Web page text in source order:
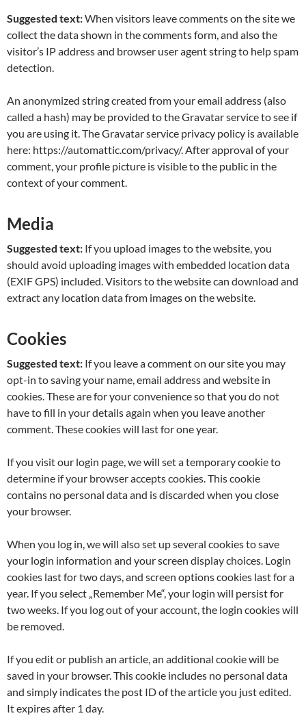
Suggested text:When visitors leave comments on the site we
collect the data shown in the comments form, and also the
visitor’s IP address and browser user agent string to help spam
detection.
An anonymized string created from your email address (also
called a hash) may be provided to the Gravatar service to see if
you are using it. The Gravatar service privacy policy is available
here: https://automattic.com/privacy/. After approval of your
comment, your profile picture is visible to the public in the
context of your comment.
Media
Suggested text: If you upload images to the website, you
should avoid uploading images with embedded location data
(EXIF GPS) included. Visitors to the website can download and
extract any location data from images on the website.
Cookies
Suggested text: If you leave a comment on our site you may
opt-in to saving your name, email address and website in
cookies. These are for your convenience so that you do not
have to fill in your details again when you leave another
comment. These cookies will last for one year.
If you visit our login page, we will set a temporary cookie to
determine if your browser accepts cookies. This cookie
contains no personal data and is discarded when you close
your browser.
When you log in, we will also set up several cookies to save
your login information and your screen display choices. Login
cookies last for two days, and screen options cookies last for a
year. If you select „Remember Me“, your login will persist for
two weeks. If you log out of your account, the login cookies will
be removed.
If you edit or publish an article, an additional cookie will be
saved in your browser. This cookie includes no personal data
and simply indicates the post ID of the article you just edited.
It expires after 1 day.